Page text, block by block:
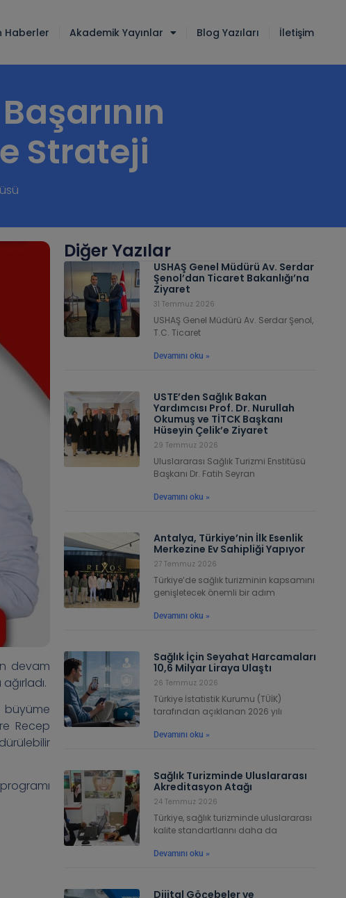
Haberler Akademik Yayınlar Blog Yazıları İletişim
Strateji
devam
büyüme
Recep
Diğer Yazılar
USHAŞ Genel Müdürü Av. Serdar
Şenol’dan Ticaret Bakanlığı’na
Ziyaret
31 Temmuz 2026
USHAŞ Genel Müdürü Av. Serdar Şenol,
T.C. Ticaret
Devamını oku »
USTE’den Sağlık Bakan
Yardımcısı Prof. Dr. Nurullah
Okumuş ve TİTCK Başkanı
Hüseyin Çelik’e Ziyaret
29 Temmuz 2026
Uluslararası Sağlık Turizmi Enstitüsü
Başkanı Dr. Fatih Seyran
Devamını oku »
Antalya, Türkiye’nin İlk Esenlik
Merkezine Ev Sahipliği Yapıyor
27 Temmuz 2026
Türkiye’de sağlık turizminin kapsamını
genişletecek önemli bir adım
Devamını oku »
Sağlık İçin Seyahat Harcamaları
10,6 Milyar Liraya Ulaştı
26 Temmuz 2026
Türkiye İstatistik Kurumu (TÜİK)
tarafından açıklanan 2026 yılı
Devamını oku »
Sağlık Turizminde Uluslararası
Akreditasyon Atağı
24 Temmuz 2026
Türkiye, sağlık turizminde uluslararası
kalite standartlarını daha da
Devamını oku »
Dijital Göçebeler ve